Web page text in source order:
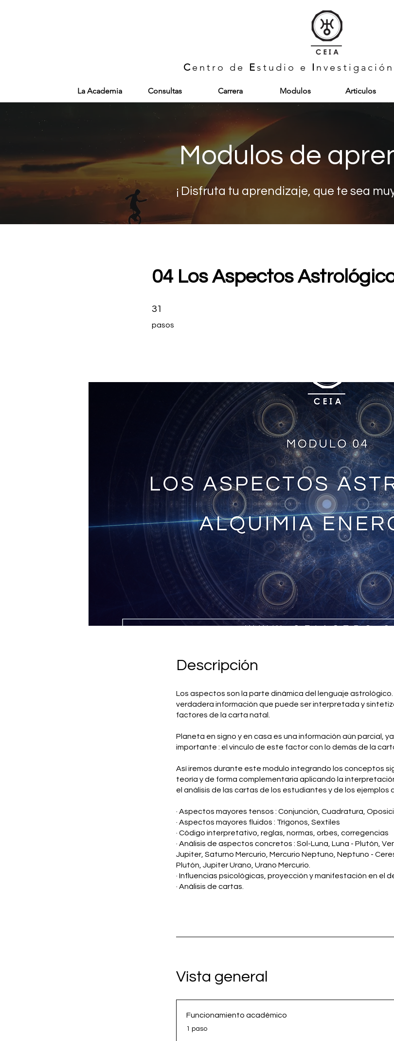
Centro de Estudio e I nvestigación
La Academia Consultas Carrera Modulos Articulos
Modulos de
¡ Disfruta tu aprendizaje, que te sea
04 Los Aspectos
31
pasos
31 pasos
Descripción
Los aspectos son la parte dinámica del lenguaje
verdadera información que puede ser interpretada y
factores de la carta natal.
Planeta en signo y en casa es una información aún parcial,
importante : el vinculo de este factor con lo demás de la
Así iremos durante este modulo integrando los conceptos
teoría y de forma complementaria aplicando la
el análisis de las cartas de los estudiantes y de los ejemplos
· Aspectos mayores tensos : Conjunción, Cuadratura,
· Aspectos mayores fluidos : Trígonos, Sextiles
· Código interpretativo, reglas, normas, orbes, corregencias
· Análisis de aspectos concretos : Sol-Luna, Luna - Plutón,
Jupiter, Saturno Mercurio, Mercurio Neptuno, Neptuno -
Plutón, Jupiter Urano, Urano Mercurio.
· Influencias psicológicas, proyección y manifestación en el
· Análisis de cartas.
Vista general
Funcionamiento académico
.1 paso